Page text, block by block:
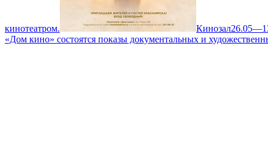
кинотеатром. Кинозал
«Дом кино» состоятся показы документальных и